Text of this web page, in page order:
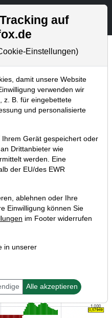
Aktien- und Artikelsuche
Klagen
Turnaround?
auf
Einstellungen)
damit unsere Website
verwenden wir
z. B. für eingebettete
und personalisierte
Gerät gespeichert oder
Drittanbieter wie
werden. Eine
der EU/des EWR
ablehnen oder Ihre
Einwilligung können Sie
im Footer widerrufen
in unserer
Alle akzeptieren